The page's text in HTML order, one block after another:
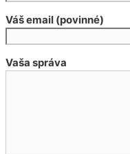
Váš email (povinné)
Vaša správa